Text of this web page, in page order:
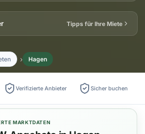
Tipps für Ihre Miete
Hagen
Verifizierte Anbieter Sicher buchen
MARKTDATEN